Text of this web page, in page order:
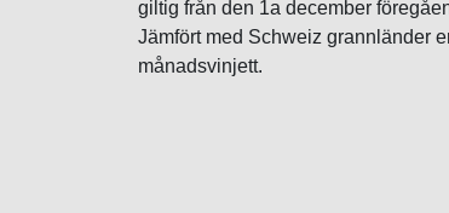
giltig från den 1a december
Jämfört med Schweiz grannländer
månadsvinjett.